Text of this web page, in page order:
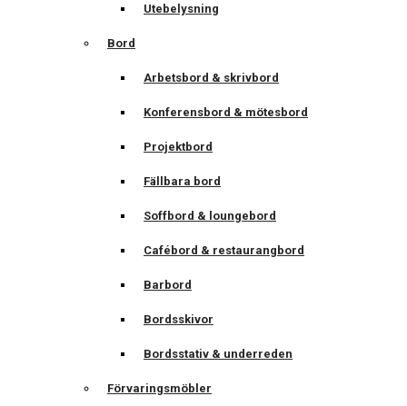
Utebelysning
Bord
Arbetsbord & skrivbord
Konferensbord & mötesbord
Projektbord
Fällbara bord
Soffbord & loungebord
Cafébord & restaurangbord
Barbord
Bordsskivor
Bordsstativ & underreden
Förvaringsmöbler